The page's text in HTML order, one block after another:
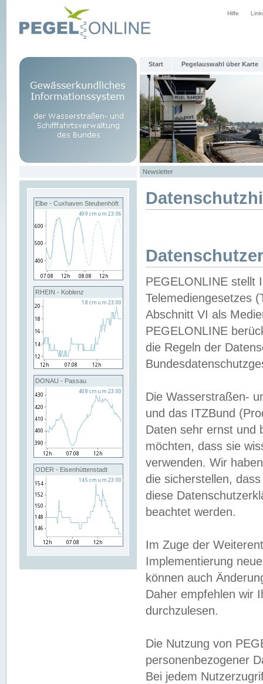
Hilfe
Start Pegelauswahl über Karte
Newsletter
Elbe - Cuxhaven Steubenhöft
RHEIN - Koblenz
DONAU - Passau
ODER - Eisenhüttenstadt
PEGELONLINE stellt
Telemediengesetzes
Abschnitt VI als
PEGELONLINE
die Regeln der
Die Wasserstraßen-
und das ITZBund
Daten sehr ernst und
möchten, dass sie
verwenden. Wir
die sicherstellen,
diese
beachtet werden.
Im Zuge der
Implementierung
können auch
Daher empfehlen wir
durchzulesen.
Die Nutzung von
personenbezogener
Bei jedem